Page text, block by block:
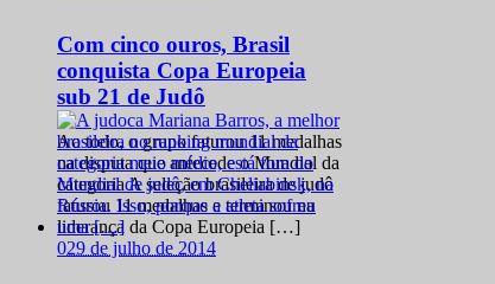
Com cinco ouros, Brasil
conquista Copa Europeia
sub 21 de Judô
Ao todo, o grupo faturou 11 medalhas
na disputa que antecede o Mundial da
categoria A seleção brasileira de judô
faturou 11 medalhas e terminou na
liderança da Copa Europeia […]
029 de julho de 2014